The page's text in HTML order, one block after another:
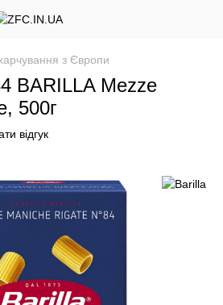
з Європи
BARILLA Mezze
500г
відгук